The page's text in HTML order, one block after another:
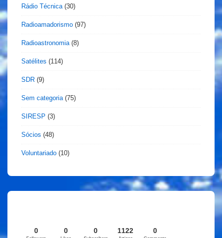
Rádio Técnica(30)
Radioamadorismo (97)
Radioastronomia(8)
Satélites (114)
SDR (9)
Sem categoria(75)
SIRESP (3)
Sócios (48)
Voluntariado (10)
0 0 0 1122 0